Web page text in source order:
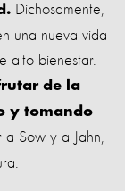
Dichosamente,
una nueva vida
alto bienestar.
de la
y tomando
a Sow y a Jahn,